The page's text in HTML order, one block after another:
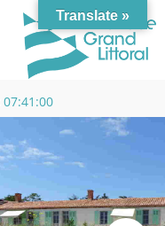
07:40:59
Translate »